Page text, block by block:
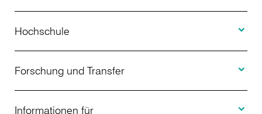
Studienangebot
Bewerbung
Studienberatung
Hochschule
Über uns
Aktuelles
Forschung und Transfer
Projekte
Informationen für